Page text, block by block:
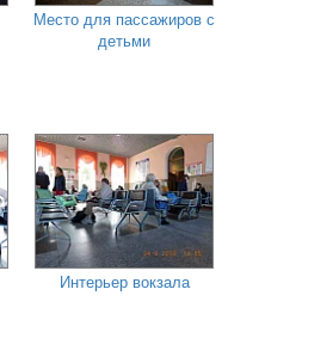
Место для пассажиров с
детьми
Интерьер вокзала